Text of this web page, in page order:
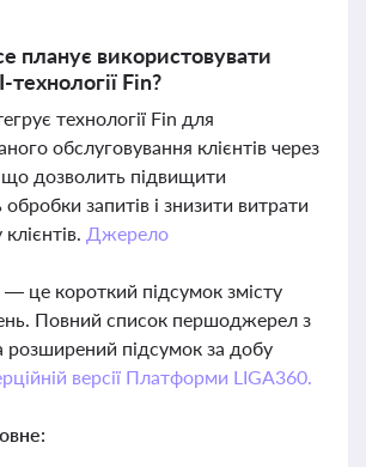
планує використовувати
Fin?
технології Fin для
обслуговування клієнтів через
що дозволить підвищити
обробки запитів і знизити витрати
Джерело
це короткий підсумок змісту
Повний список першоджерел з
розширений підсумок за добу
версії Платформи LIGA360.